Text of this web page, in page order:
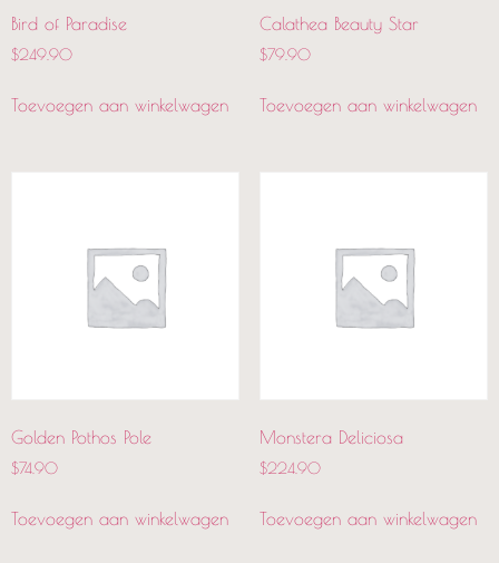
Bird of Paradise
$249.90
Toevoegen aan winkelwagen
Calathea Beauty Star
$79.90
Toevoegen aan winkelwagen
Golden Pothos Pole
$74.90
Toevoegen aan winkelwagen
Monstera Deliciosa
$224.90
Toevoegen aan winkelwagen